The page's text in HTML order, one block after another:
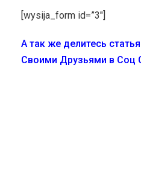
[wysija_form id=”3″]
А так же делитесь
Своими Друзьями в Соц